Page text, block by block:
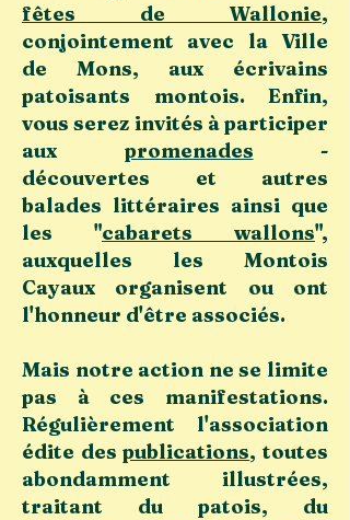
fêtes de Wallonie,
conjointement avec la Ville
de Mons, aux écrivains
patoisants montois. Enfin,
vous serez invités à participer
aux promenades -
découvertes et autres
balades littéraires ainsi que
les "cabarets wallons",
auxquelles les Montois
Cayaux organisent ou ont
l'honneur d'être associés.
Mais notre action ne se limite
pas à ces manifestations.
Régulièrement l'association
édite despublications, toutes
abondamment illustrées,
traitant du patois, du